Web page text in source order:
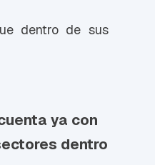
dentro de sus
ya con
dentro